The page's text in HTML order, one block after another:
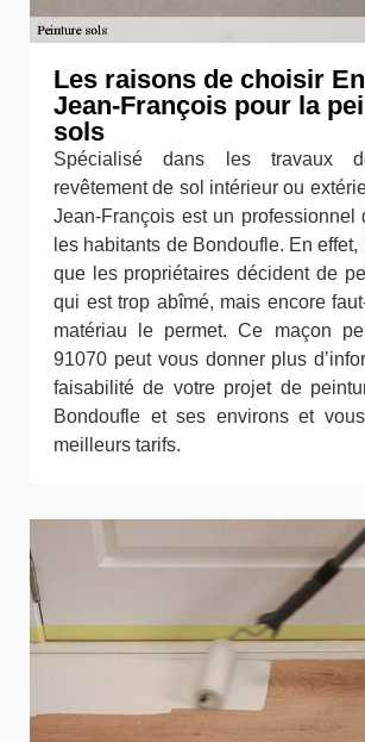
Les raisons de choisir
Jean-François pour la
sols
Spécialisé dans les travaux
revêtement de sol intérieur ou
Jean-François est un professionnel
les habitants de Bondoufle. En
que les propriétaires décident de
qui est trop abîmé, mais encore
matériau le permet. Ce maçon
91070 peut vous donner plus
faisabilité de votre projet de
Bondoufle et ses environs et
meilleurs tarifs.